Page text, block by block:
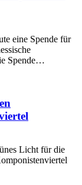
eine Spende für
Spende…
Licht für die